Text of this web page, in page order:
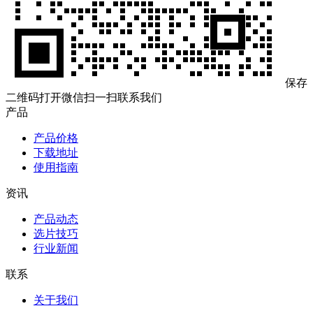
保存
二维码打开微信扫一扫联系我们
产品
产品价格
下载地址
使用指南
资讯
产品动态
选片技巧
行业新闻
联系
关于我们